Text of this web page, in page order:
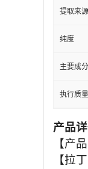
提取来源
纯度
主要成分
执行质
产品
【产
【拉